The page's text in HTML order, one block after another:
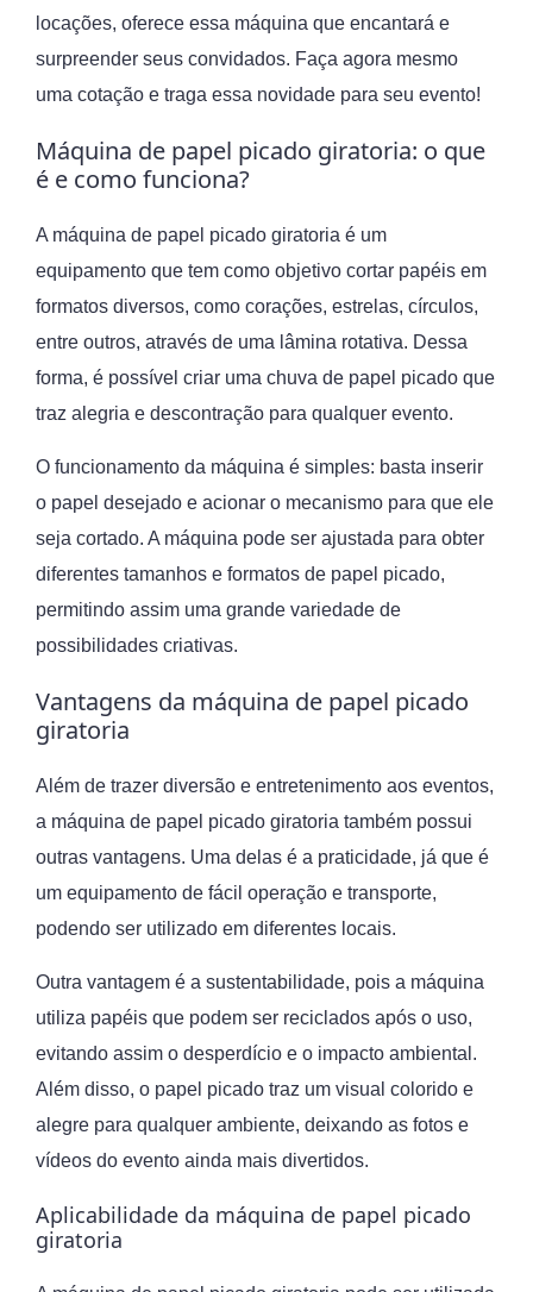
locações, oferece essa máquina que encantará e
surpreender seus convidados. Faça agora mesmo
uma cotação e traga essa novidade para seu evento!
Máquina de papel picado giratoria: o que
é e como funciona?
A máquina de papel picado giratoria é um
equipamento que tem como objetivo cortar papéis em
formatos diversos, como corações, estrelas, círculos,
entre outros, através de uma lâmina rotativa. Dessa
forma, é possível criar uma chuva de papel picado que
traz alegria e descontração para qualquer evento.
O funcionamento da máquina é simples: basta inserir
o papel desejado e acionar o mecanismo para que ele
seja cortado. A máquina pode ser ajustada para obter
diferentes tamanhos e formatos de papel picado,
permitindo assim uma grande variedade de
possibilidades criativas.
Vantagens da máquina de papel picado
giratoria
Além de trazer diversão e entretenimento aos eventos,
a máquina de papel picado giratoria também possui
outras vantagens. Uma delas é a praticidade, já que é
um equipamento de fácil operação e transporte,
podendo ser utilizado em diferentes locais.
Outra vantagem é a sustentabilidade, pois a máquina
utiliza papéis que podem ser reciclados após o uso,
evitando assim o desperdício e o impacto ambiental.
Além disso, o papel picado traz um visual colorido e
alegre para qualquer ambiente, deixando as fotos e
vídeos do evento ainda mais divertidos.
Aplicabilidade da máquina de papel picado
giratoria